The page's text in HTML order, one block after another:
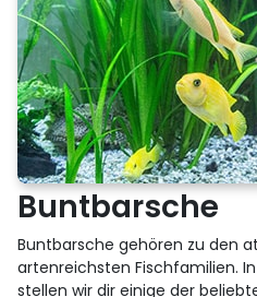
Buntbarsche
Buntbarsche gehören zu den
artenreichsten Fischfamilien.
stellen wir dir einige der